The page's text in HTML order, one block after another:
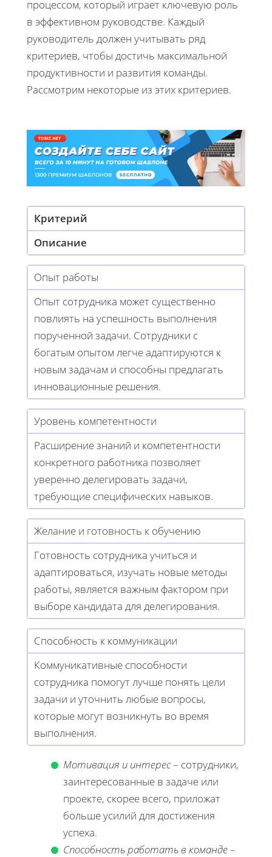
процессом, который играет ключевую роль
в эффективном руководстве. Каждый
руководитель должен учитывать ряд
критериев, чтобы достичь максимальной
продуктивности и развития команды.
Рассмотрим некоторые из этих критериев.
Критерий
Описание
Опыт работы
Опыт сотрудника может существенно
повлиять на успешность выполнения
порученной задачи. Сотрудники с
богатым опытом легче адаптируются к
новым задачам и способны предлагать
инновационные решения.
Уровень компетентности
Расширение знаний и компетентности
конкретного работника позволяет
уверенно делегировать задачи,
требующие специфических навыков.
Желание и готовность к обучению
Готовность сотрудника учиться и
адаптироваться, изучать новые методы
работы, является важным фактором при
выборе кандидата для делегирования.
Способность к коммуникации
Коммуникативные способности
сотрудника помогут лучше понять цели
задачи и уточнить любые вопросы,
которые могут возникнуть во время
выполнения.
Мотивация и интерес– сотрудники,
заинтересованные в задаче или
проекте, скорее всего, приложат
больше усилий для достижения
успеха.
Способность работать в команде–